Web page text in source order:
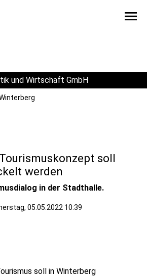
menu
und Wirtschaft GmbH
soll
werden
in der Stadthalle.
05.05.2022 10:39
soll in Winterberg